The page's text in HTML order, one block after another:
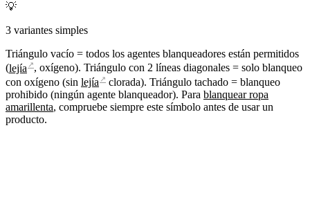
💡
3 variantes simples
Triángulo vacío = todos los agentes blanqueadores están permitidos
(lejía ↗, oxígeno). Triángulo con 2 líneas diagonales = solo blanqueo
con oxígeno (sin lejía ↗ clorada). Triángulo tachado = blanqueo
prohibido (ningún agente blanqueador). Para blanquear ropa
amarillenta, compruebe siempre este símbolo antes de usar un
producto.